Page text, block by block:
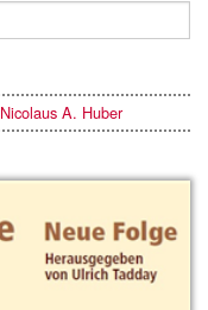
Nicolaus A. Huber